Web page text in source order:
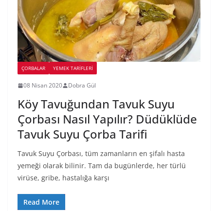
ÇORBALAR YEMEK TARİFLERİ
08 Nisan 2020 Dobra Gül
Köy Tavuğundan Tavuk Suyu
Çorbası Nasıl Yapılır? Düdüklüde
Tavuk Suyu Çorba Tarifi
Tavuk Suyu Çorbası, tüm zamanların en şifalı hasta
yemeği olarak bilinir. Tam da bugünlerde, her türlü
virüse, gribe, hastalığa karşı
Read More